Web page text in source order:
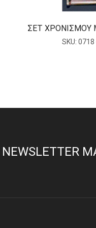
ΣΕΤ ΧΡΟΝΙΣΜΟΥ
SKU:0718